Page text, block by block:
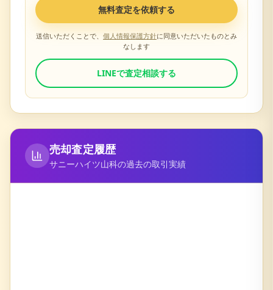
無料査定を依頼する
送信いただくことで、 個人情報保護方針に同意いただいたものとみ
なします
LINEで査定相談する
売却査定履歴
サニーハイツ山科の過去の取引実績